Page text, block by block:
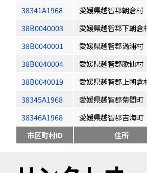
38341A1968
愛媛県越智郡朝倉村
38B0040003
愛媛県越智郡下朝倉
38B0040001
愛媛県越智郡渦浦村
38B0040004
愛媛県越智郡歌仙村
38B0040019
愛媛県越智郡上朝倉
38345A1968
愛媛県越智郡菊間町
38346A1968
愛媛県越智郡吉海町
市区町村ID
住所